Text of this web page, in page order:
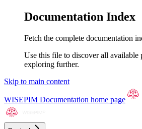
Documentation Index
Fetch the complete documentation
Use this file to discover all available
exploring further.
Skip to main content
WISEPIM Documentation home page